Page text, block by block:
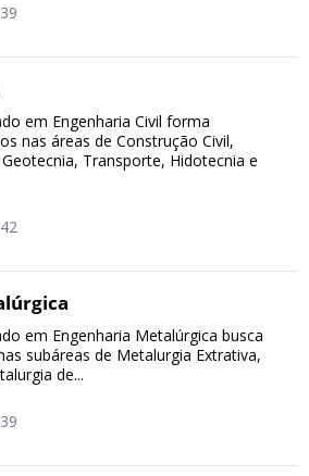
em Engenharia Civil forma
nas áreas de Construção Civil,
Transporte, Hidotecnia e
em Engenharia Metalúrgica busca
subáreas de Metalurgia Extrativa,
de...